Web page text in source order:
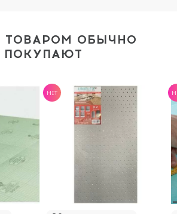
ТОВАРОМ ОБЫЧНО
ПОКУПАЮТ
HIT